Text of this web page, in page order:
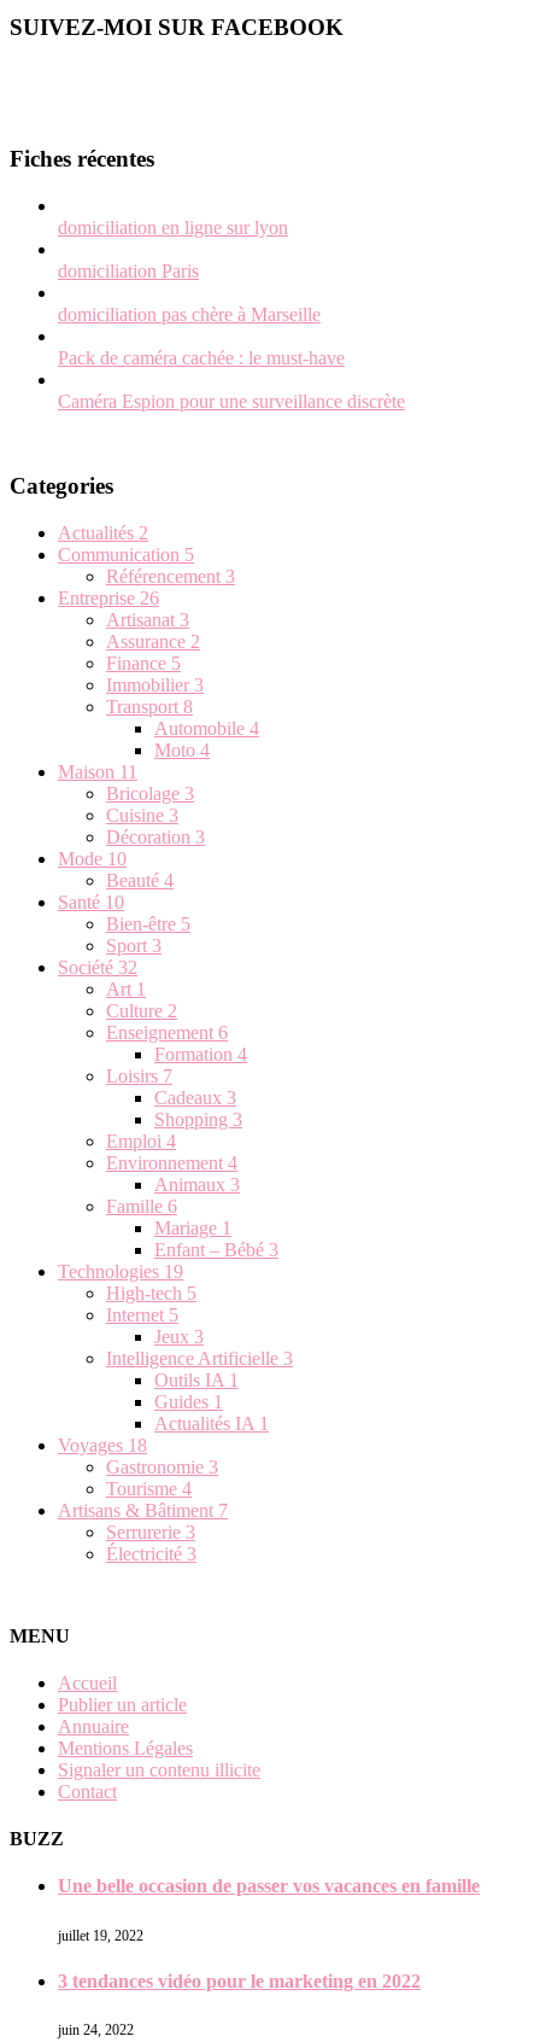
SUIVEZ-MOI SUR FACEBOOK
Fiches récentes
domiciliation en ligne sur lyon
domiciliation Paris
domiciliation pas chère à Marseille
Pack de caméra cachée : le must-have
Caméra Espion pour une surveillance discrète
Categories
Actualités 2
Communication 5
Référencement 3
Entreprise 26
Artisanat 3
Assurance 2
Finance 5
Immobilier 3
Transport 8
Automobile 4
Moto 4
Maison 11
Bricolage 3
Cuisine 3
Décoration 3
Mode 10
Beauté 4
Santé 10
Bien-être 5
Sport 3
Société 32
Art 1
Culture 2
Enseignement 6
Formation 4
Loisirs 7
Cadeaux 3
Shopping 3
Emploi 4
Environnement 4
Animaux 3
Famille 6
Mariage 1
Enfant – Bébé 3
Technologies 19
High-tech 5
Internet 5
Jeux 3
Intelligence Artificielle 3
Outils IA 1
Guides 1
Actualités IA 1
Voyages 18
Gastronomie 3
Tourisme 4
Artisans & Bâtiment 7
Serrurerie 3
Électricité 3
MENU
Accueil
Publier un article
Annuaire
Mentions Légales
Signaler un contenu illicite
Contact
BUZZ
Une belle occasion de passer vos vacances en famille
juillet 19, 2022
3 tendances vidéo pour le marketing en 2022
juin 24, 2022